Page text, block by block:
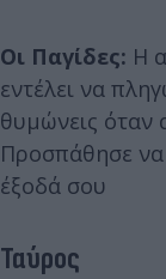
Οι Παγίδες: Η
εντέλει να
θυμώνεις όταν
Προσπάθησε να
έξοδά σου
Ταύρος